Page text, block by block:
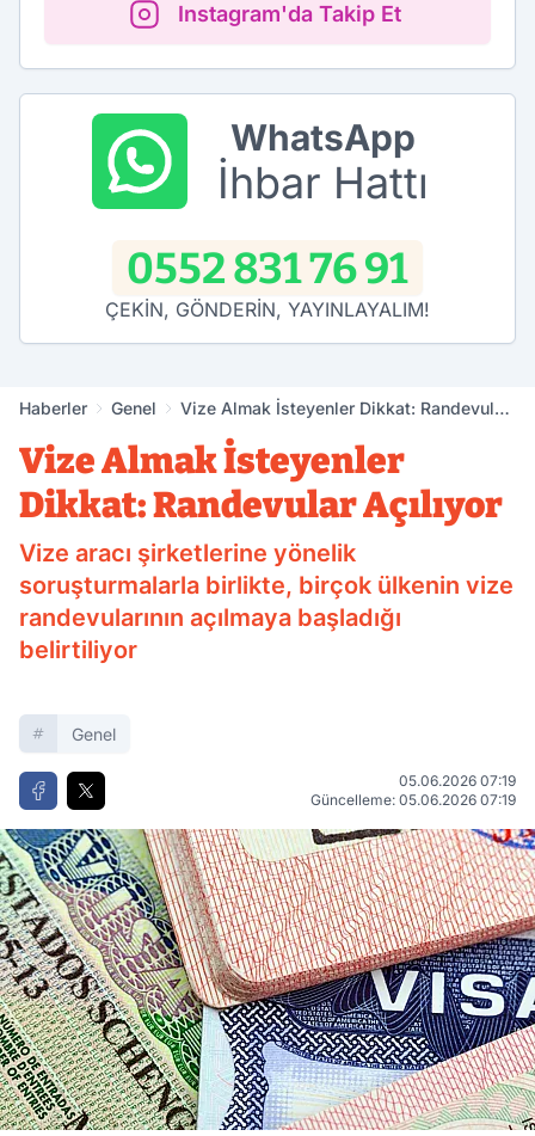
Instagram'da Takip Et
WhatsApp
İhbar Hattı
0552 831 76 91
ÇEKİN, GÖNDERİN, YAYINLAYALIM!
Haberler Genel
Vize Almak İsteyenler Dikkat: Randevular
Vize Almak İsteyenler
Dikkat: Randevular Açılıyor
Vize aracı şirketlerine yönelik
soruşturmalarla birlikte, birçok ülkenin vize
randevularının açılmaya başladığı
belirtiliyor
Genel
05.06.2026 07:19
Güncelleme: 05.06.2026 07:19